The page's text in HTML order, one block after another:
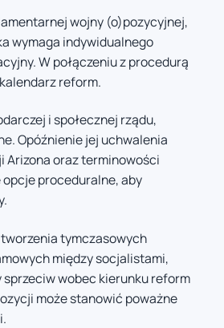
wojny (o)pozycyjnej,
wymaga indywidualnego
W połączeniu z procedurą
reform.
i społecznej rządu,
Opóźnienie jej uchwalenia
oraz terminowości
proceduralne, aby
tymczasowych
między socjalistami,
wobec kierunku reform
może stanowić poważne